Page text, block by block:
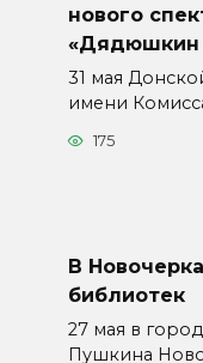
нового
«Дядюшкин
31 мая
имени
175
В
библиотек
27 мая в
Пушкина